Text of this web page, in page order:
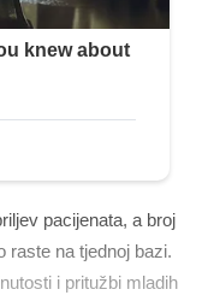
pacijenata, a broj
raste na tjednoj bazi.
i pritužbi mladih